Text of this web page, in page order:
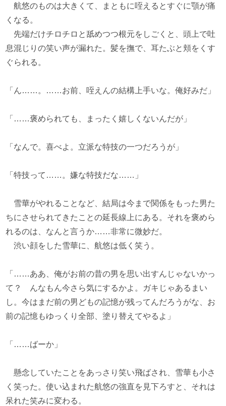
航悠のものは大きくて、まともに咥えるとすぐに顎が痛
くなる。
先端だけチロチロと舐めつつ根元をしごくと、頭上で吐
息混じりの笑い声が漏れた。髪を撫で、耳たぶと頬をくす
ぐられる。
「ん……。……お前、咥えんの結構上手いな。俺好みだ」
「……褒められても、まったく嬉しくないんだが」
「なんで。喜べよ。立派な特技の一つだろうが」
「特技って……。嫌な特技だな……」
雪華がやれることなど、結局は今まで関係をもった男た
ちにさせられてきたことの延長線上にある。それを褒めら
れるのは、なんと言うか……非常に微妙だ。
渋い顔をした雪華に、航悠は低く笑う。
「……ああ、俺がお前の昔の男を思い出すんじゃないかっ
て？ んなもん今さら気にするかよ。ガキじゃあるまい
し。今はまだ前の男どもの記憶が残ってんだろうがな、お
前の記憶もゆっくり全部、塗り替えてやるよ」
「……ばーか」
懸念していたことをあっさり笑い飛ばされ、雪華も小さ
く笑った。使い込まれた航悠の強直を見下ろすと、それは
呆れた笑みに変わる。